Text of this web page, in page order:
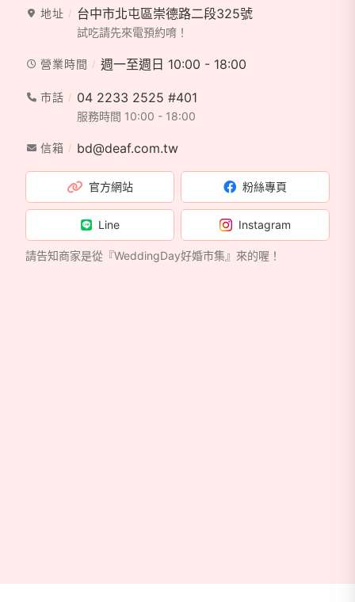
地址 台中市北屯區崇德路二段325號
試吃請先來電預約唷！
營業時間 週一至週日 10:00 - 18:00
市話 04 2233 2525 #401
服務時間 10:00 - 18:00
信箱 bd@deaf.com.tw
官方網站 粉絲專頁
Line Instagram
請告知商家是從『WeddingDay好婚市集』來的喔！